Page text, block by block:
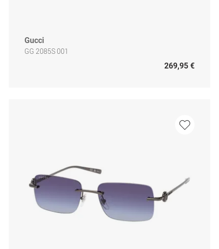
Gucci
GG 2085S 001
269,95 €